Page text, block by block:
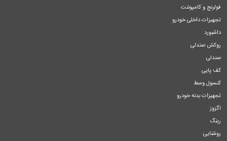
فولرنج و کامپوننت
تجهیزات داخلی خودرو
داشبورد
روکش صندلی
صندلی
کف پایی
کنسول وسط
تجهیزات بدنه خودرو
اگزوز
رینگ
روشنایی